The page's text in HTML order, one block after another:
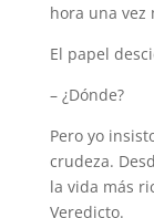
hora una vez
El papel
– ¿Dónde?
Pero yo
crudeza.
la vida más
Veredicto.